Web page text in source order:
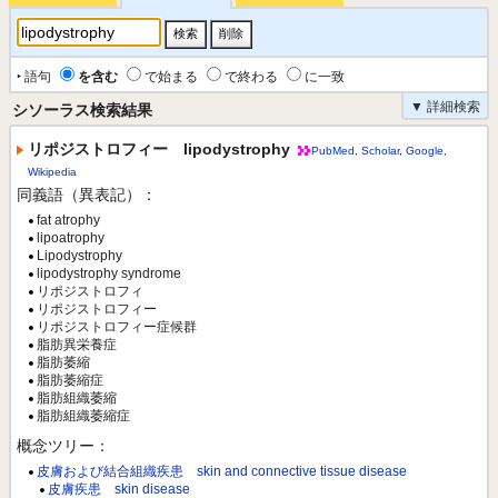
‣ 語句 を含む で始まる で終わる
に一致
▼ 詳細検索
シソーラス検索結果
リポジストロフィー lipodystrophy PubMed Scholar, Google
Wikipedia
同義語（異表記）：
fat atrophy
lipoatrophy
Lipodystrophy
lipodystrophy syndrome
リポジストロフィ
リポジストロフィー
リポジストロフィー症候群
脂肪異栄養症
脂肪萎縮
脂肪萎縮症
脂肪組織萎縮
脂肪組織萎縮症
概念ツリー：
皮膚および結合組織疾患 skin and connective tissue disease
皮膚疾患 skin disease